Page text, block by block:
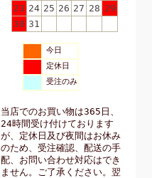
23 24 25 26 27 28 29
30 31
今日
定休日
受注のみ
当店でのお買い物は365日、
24時間受け付けております
が、定休日及び夜間はお休み
のため、受注確認、配送の手
配、お問い合わせ対応はでき
ません。ご了承ください。翌